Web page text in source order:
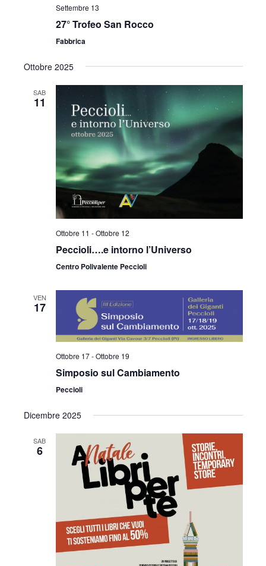
t
e
N
a
o
n
e
e
Settembre 13
27° Trofeo San Rocco
Fabbrica
Ottobre 2025
SAB
11
Ottobre 11 -Ottobre 12
Peccioli….e intorno l’Universo
Centro Polivalente Peccioli
VEN
17
Ottobre 17-Ottobre 19
Simposio sul Cambiamento
Peccioli
Dicembre 2025
SAB
6